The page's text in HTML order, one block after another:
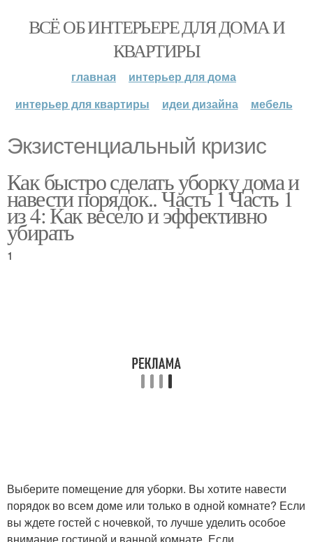
ВСЁ ОБ ИНТЕРЬЕРЕ ДЛЯ ДОМА И
КВАРТИРЫ
главная
интерьер для дома
интерьер для квартиры
идеи дизайна мебель
Экзистенциальный кризис
Как быстро сделать уборку дома и
навести порядок.. Часть 1 Часть 1
из 4: Как весело и эффективно
убирать
1
Выберите помещение для уборки. Вы хотите навести
порядок во всем доме или только в одной комнате? Если
вы ждете гостей с ночевкой, то лучше уделить особое